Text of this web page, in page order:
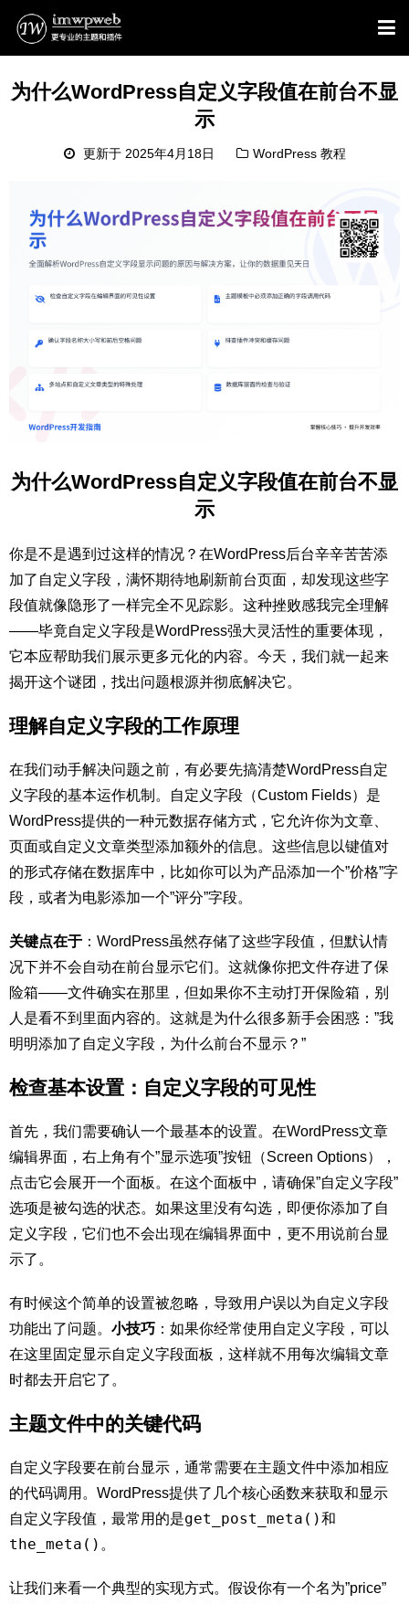
为什么WordPress自定义字段值在前台不显
示
更新于 2025年4月18日 WordPress 教程
为什么WordPress自定义字段值在前台不显
示
你是不是遇到过这样的情况？在WordPress后台辛辛苦苦添
加了自定义字段，满怀期待地刷新前台页面，却发现这些字
段值就像隐形了一样完全不见踪影。这种挫败感我完全理解
——毕竟自定义字段是WordPress强大灵活性的重要体现，
它本应帮助我们展示更多元化的内容。今天，我们就一起来
揭开这个谜团，找出问题根源并彻底解决它。
理解自定义字段的工作原理
在我们动手解决问题之前，有必要先搞清楚WordPress自定
义字段的基本运作机制。自定义字段（Custom Fields）是
WordPress提供的一种元数据存储方式，它允许你为文章、
页面或自定义文章类型添加额外的信息。这些信息以键值对
的形式存储在数据库中，比如你可以为产品添加一个”价格”字
段，或者为电影添加一个”评分”字段。
关键点在于 ：WordPress虽然存储了这些字段值，但默认情
况下并不会自动在前台显示它们。这就像你把文件存进了保
险箱——文件确实在那里，但如果你不主动打开保险箱，别
人是看不到里面内容的。这就是为什么很多新手会困惑：”我
明明添加了自定义字段，为什么前台不显示？”
检查基本设置：自定义字段的可见性
首先，我们需要确认一个最基本的设置。在WordPress文章
编辑界面，右上角有个”显示选项”按钮（Screen Options），
点击它会展开一个面板。在这个面板中，请确保”自定义字段”
选项是被勾选的状态。如果这里没有勾选，即便你添加了自
定义字段，它们也不会出现在编辑界面中，更不用说前台显
示了。
有时候这个简单的设置被忽略，导致用户误以为自定义字段
功能出了问题。 小技巧 ：如果你经常使用自定义字段，可以
在这里固定显示自定义字段面板，这样就不用每次编辑文章
时都去开启它了。
主题文件中的关键代码
自定义字段要在前台显示，通常需要在主题文件中添加相应
的代码调用。WordPress提供了几个核心函数来获取和显示
自定义字段值，最常用的是get_post_meta()和
the_meta() 。
让我们来看一个典型的实现方式。假设你有一个名为”price”